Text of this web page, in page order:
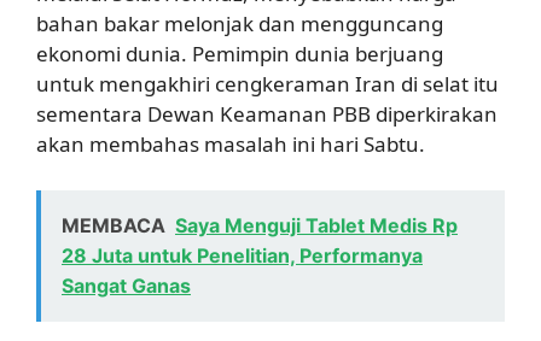
bahan bakar melonjak dan mengguncang
ekonomi dunia. Pemimpin dunia berjuang
untuk mengakhiri cengkeraman Iran di selat itu
sementara Dewan Keamanan PBB diperkirakan
akan membahas masalah ini hari Sabtu.
MEMBACA Saya Menguji Tablet Medis Rp
28 Juta untuk Penelitian, Performanya
Sangat Ganas